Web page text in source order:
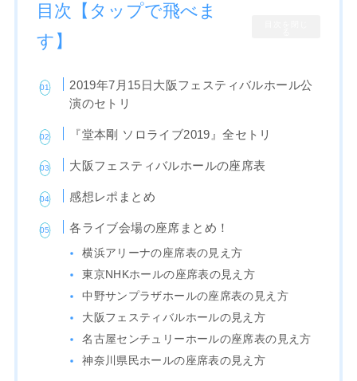
目次【タップで飛べま
す】
2019年7月15日大阪フェスティバルホール公
演のセトリ
『堂本剛 ソロライブ2019』全セトリ
大阪フェスティバルホールの座席表
感想レポまとめ
各ライブ会場の座席まとめ！
横浜アリーナの座席表の見え方
東京NHKホールの座席表の見え方
中野サンプラザホールの座席表の見え方
大阪フェスティバルホールの見え方
名古屋センチュリーホールの座席表の見え方
神奈川県民ホールの座席表の見え方